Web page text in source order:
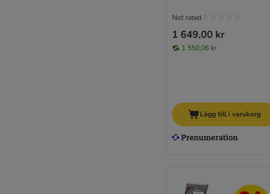
1 649,00 kr
1 550,06 kr
Not rated
Lägg till i varukorg